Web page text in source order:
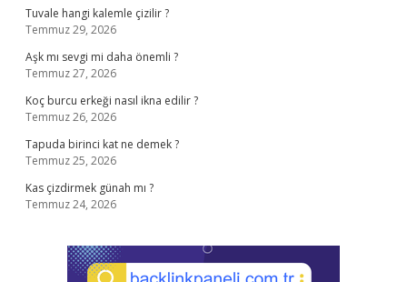
Tuvale hangi kalemle çizilir ?
Temmuz 29, 2026
Aşk mı sevgi mi daha önemli ?
Temmuz 27, 2026
Koç burcu erkeği nasıl ikna edilir ?
Temmuz 26, 2026
Tapuda birinci kat ne demek ?
Temmuz 25, 2026
Kas çizdirmek günah mı ?
Temmuz 24, 2026